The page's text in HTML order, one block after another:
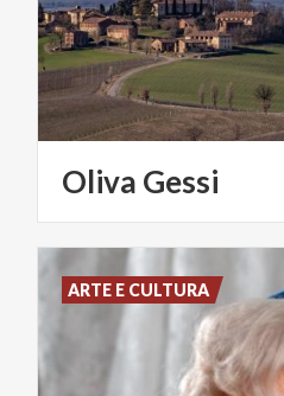
Oliva Gessi
ARTE E CULTURA